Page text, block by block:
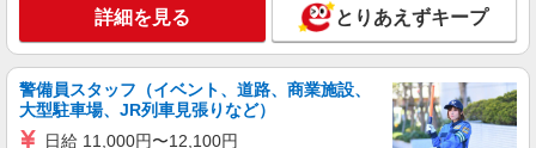
時給1500円〜2125円 ＜日払い有/週払い有/交
通費全支給(ガソリン代含む)＞
高崎市 交通費全額支給
キープ 詳細を見る
詳細を見る とりあえずキープ
警備員スタッフ（イベント、道路、商業施設、
大型駐車場、JR列車見張りなど）
日給 11,000円〜12,100円